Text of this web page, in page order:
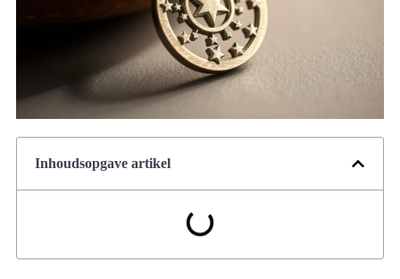
Inhoudsopgave artikel